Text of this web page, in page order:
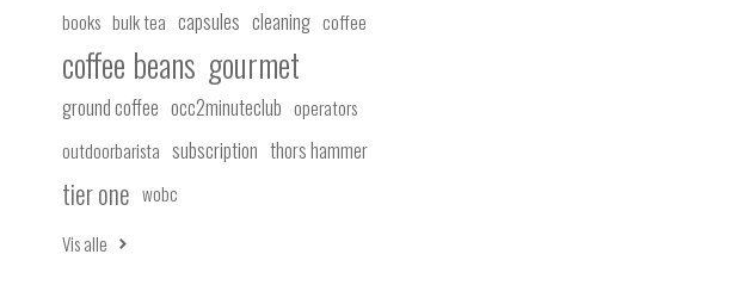
books bulk tea capsules cleaning coffee
coffee beans gourmet
ground coffee occ2minuteclub operators
outdoorbarista subscription thors hammer
tier one wobc
Vis alle